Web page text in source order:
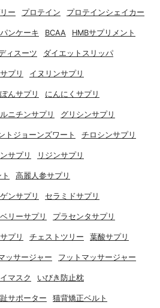
ー プロテイン プロテインシェイカー
ンケーキ BCAA HMBサプリメント
ィスーツ ダイエットスリッパ
プリ イヌリンサプリ
んサプリ にんにくサプリ
ニチンサプリ グリシンサプリ
トジョーンズワート チロシンサプリ
サプリ リジンサプリ
高麗人参サプリ
ンサプリ セラミドサプリ
リーサプリ プラセンタサプリ
プリ チェストツリー 葉酸サプリ
ッサージャー フットマッサージャー
マスク いびき防止枕
サポーター 猫背矯正ベルト